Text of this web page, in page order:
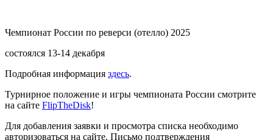
Чемпионат России по реверси (отелло) 2025
состоялся 13-14 декабря
Подробная информация здесь.
Турнирное положение и игры чемпионата России смотрите
на сайте FlipTheDisk!
Для добавления заявки и просмотра списка необходимо
авторизоваться на сайте. Письмо подтверждения